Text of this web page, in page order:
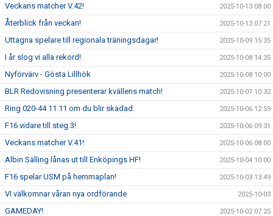
Veckans matcher V.42! 2025-10-13 08:00
Återblick från veckan! 2025-10-13 07:21
Uttagna spelare till regionala träningsdagar! 2025-10-09 15:35
I år slog vi alla rekord! 2025-10-08 14:35
Nyförvärv - Gösta Lillhök 2025-10-08 10:00
BLR Redovisning presenterar kvällens match! 2025-10-07 10:32
Ring 020-44 11 11 om du blir skadad 2025-10-06 12:59
F16 vidare till steg 3! 2025-10-06 09:31
Veckans matcher V.41! 2025-10-06 08:00
Albin Sälling lånas ut till Enköpings HF! 2025-10-04 10:00
F16 spelar USM på hemmaplan! 2025-10-03 13:49
VI välkomnar våran nya ordförande 2025-10-03
GAMEDAY! 2025-10-02 07:25